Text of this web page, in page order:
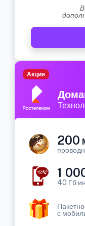
Акция
200
1
40 Гб
с